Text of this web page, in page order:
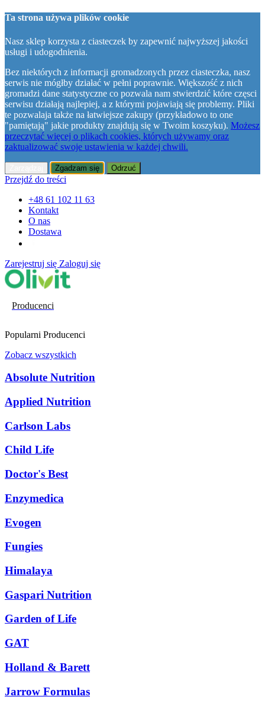
Ta strona używa plików cookie
Nasz sklep korzysta z ciasteczek by zapewnić najwyższej jakości
usługi i udogodnienia.
Bez niektórych z informacji gromadzonych przez ciasteczka, nasz
serwis nie mógłby działać w pełni poprawnie. Większość z nich
gromadzi dane statystyczne co pozwala nam stwierdzić które częsci
serwisu działają najlepiej, a z którymi pojawiają się problemy. Pliki
te pozwalaja także na łatwiejsze zakupy (przykładowo to one
"pamiętają" jakie produkty znajdują się w Twoim koszyku). Możesz
przeczytać więcej o plikach cookies, których używamy oraz
zaktualizować swoje ustawienia w każdej chwili.
Zgadzam się Odrzuć
Przejdź do treści
+48 61 102 11 63
Kontakt
O nas
Dostawa
Zarejestruj się Zaloguj się
Producenci
Popularni Producenci
Zobacz wszystkich
Absolute Nutrition
Applied Nutrition
Carlson Labs
Child Life
Doctor's Best
Enzymedica
Evogen
Fungies
Himalaya
Gaspari Nutrition
Garden of Life
GAT
Holland & Barett
Jarrow Formulas